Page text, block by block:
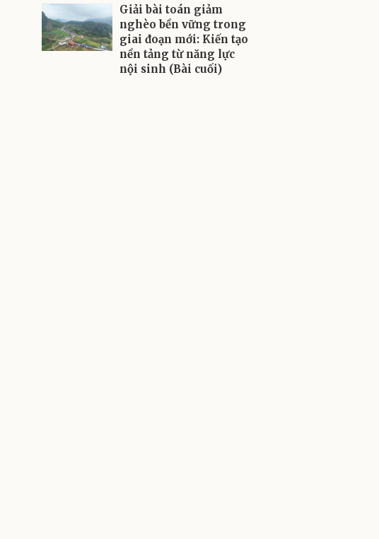
Giải bài toán giảm
nghèo bền vững trong
giai đoạn mới: Kiến tạo
nền tảng từ năng lực
nội sinh (Bài cuối)